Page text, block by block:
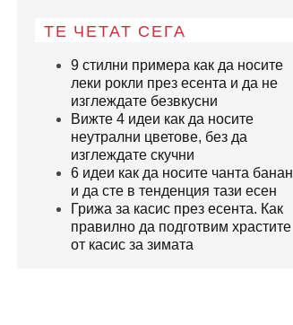
ТЕ ЧЕТАТ СЕГА
9 стилни примера как да носите
леки рокли през есента и да не
изглеждате безвкусни
Вижте 4 идеи как да носите
неутрални цветове, без да
изглеждате скучни
6 идеи как да носите чанта банан
и да сте в тенденция тази есен
Грижа за касис през есента. Как
правилно да подготвим храстите
от касис за зимата